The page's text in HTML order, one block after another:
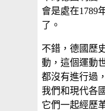
會是處在1789
了。
不錯，德國歷
動，這個運動
都沒有進行過
我們和現代各
它們一起經歷